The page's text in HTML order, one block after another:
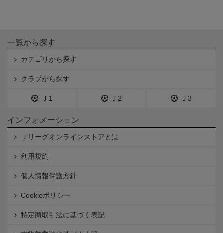
一覧から探す
カテゴリから探す
クラブから探す
Ｊ1 Ｊ2 Ｊ3
インフォメーション
Ｊリーグオンラインストアとは
利用規約
個人情報保護方針
Cookieポリシー
特定商取引法に基づく表記